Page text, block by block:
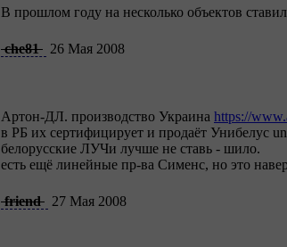
В прошлом году на несколько объектов
che81 26 Мая 2008
Артон-ДЛ. производство Украина https://
в РБ их сертифицирует и продаёт Унибелус
белорусские ЛУЧи лучше не ставь - шило.
есть ещё линейные пр-ва Сименс, но это
friend 27 Мая 2008